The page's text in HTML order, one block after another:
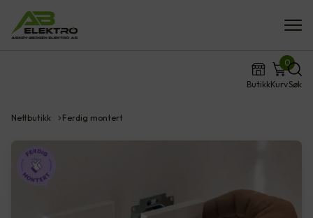
ButikkKurv
0
Søk
Nettbutikk Ferdig montert